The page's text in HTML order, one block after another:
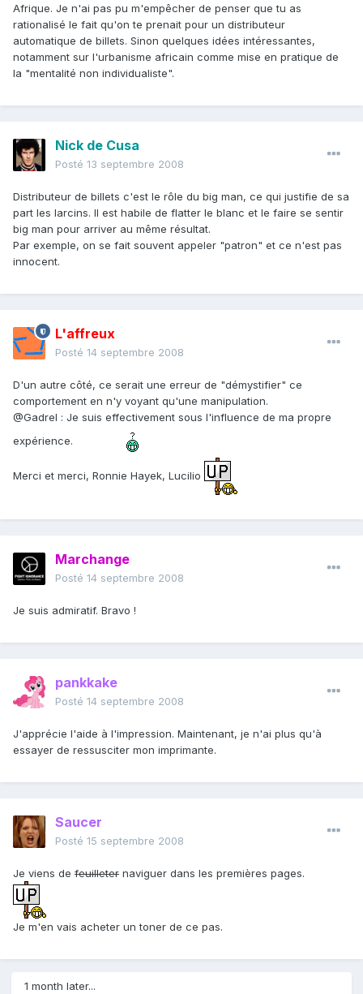
Afrique. Je n'ai pas pu m'empêcher de penser que tu as
rationalisé le fait qu'on te prenait pour un distributeur
automatique de billets. Sinon quelques idées intéressantes,
notamment sur l'urbanisme africain comme mise en pratique de
la "mentalité non individualiste".
Nick de Cusa
Posté 13 septembre 2008
Distributeur de billets c'est le rôle du big man, ce qui justifie de sa
part les larcins. Il est habile de flatter le blanc et le faire se sentir
big man pour arriver au même résultat.
Par exemple, on se fait souvent appeler "patron" et ce n'est pas
innocent.
L'affreux
Posté 14 septembre 2008
D'un autre côté, ce serait une erreur de "démystifier" ce
comportement en n'y voyant qu'une manipulation.
@Gadrel : Je suis effectivement sous l'influence de ma propre
expérience.
Merci et merci, Ronnie Hayek, Lucilio
Marchange
Posté 14 septembre 2008
Je suis admiratif. Bravo !
pankkake
Posté 14 septembre 2008
J'apprécie l'aide à l'impression. Maintenant, je n'ai plus qu'à
essayer de ressusciter mon imprimante.
Saucer
Posté 15 septembre 2008
Je viens de feuilleter naviguer dans les premières pages.
Je m'en vais acheter un toner de ce pas.
1 month later...